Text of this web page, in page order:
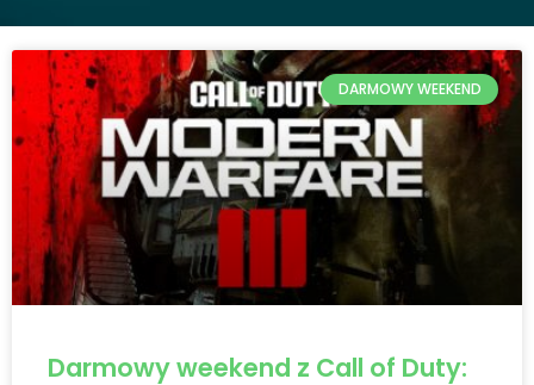
DARMOWY WEEKEND
Darmowy weekend z Call of Duty: